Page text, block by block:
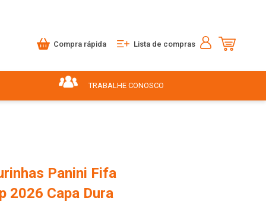
Compra rápida Lista de compras
TRABALHE CONOSCO
Panini Fifa
2026 Capa Dura